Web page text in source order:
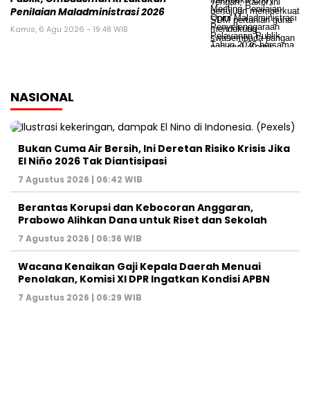
Penilaian Maladministrasi 2026
Kamis, 6 Agu 2026 - 19:48 WIB
NASIONAL
Bukan Cuma Air Bersih, Ini Deretan Risiko Krisis Jika
El Niño 2026 Tak Diantisipasi
7 Agustus 2026 | 06:42 WIB
Berantas Korupsi dan Kebocoran Anggaran,
Prabowo Alihkan Dana untuk Riset dan Sekolah
7 Agustus 2026 | 06:36 WIB
Wacana Kenaikan Gaji Kepala Daerah Menuai
Penolakan, Komisi XI DPR Ingatkan Kondisi APBN
7 Agustus 2026 | 06:29 WIB